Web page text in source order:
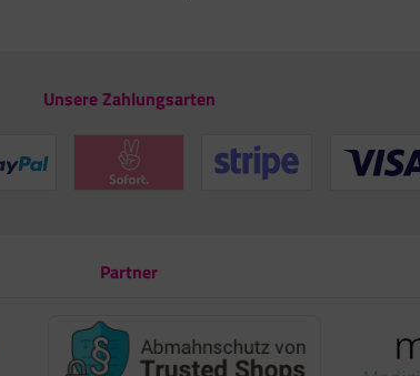
Unsere Zahlungsarten
Partner